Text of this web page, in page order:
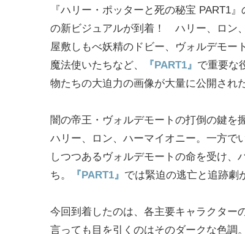
『ハリー・ポッターと死の秘宝 PART1
の新ビジュアルが到着！ ハリー、ロン
屋敷しもべ妖精のドビー、ヴォルデモー
魔法使いたちなど、
『PART1』 で重要な
物たちの大迫力の画像が大量に公開された
闇の帝王・ヴォルデモートの打倒の鍵を
ハリー、ロン、ハーマイオニー。一方で
しつつあるヴォルデモートの命を受け、
ち。
『PART1』 では緊迫の逃亡と追跡劇
今回到着したのは、各主要キャラクター
言っても目を引くのはそのダークな色調